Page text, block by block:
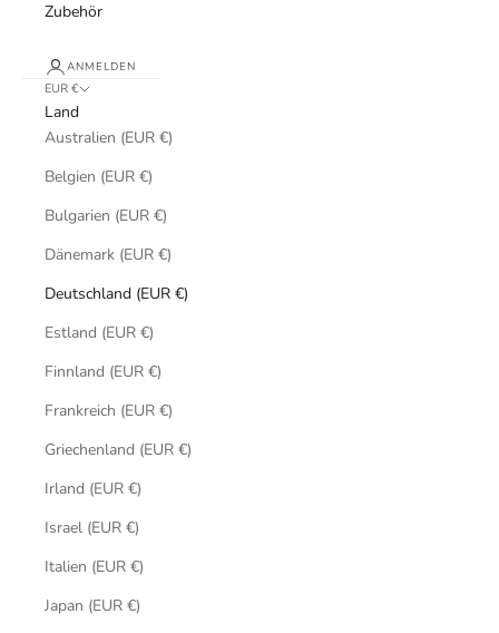
Zubehör
ANMELDEN
EUR €
Land
Australien (EUR €)
Belgien (EUR €)
Bulgarien (EUR €)
Dänemark (EUR €)
Deutschland (EUR €)
Estland (EUR €)
Finnland (EUR €)
Frankreich (EUR €)
Griechenland (EUR €)
Irland (EUR €)
Israel (EUR €)
Italien (EUR €)
Japan (EUR €)